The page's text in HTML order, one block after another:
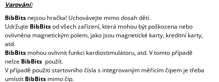
Varování:
BibBits nejsou hračka! Uchovávejte mimo dosah dětí.
Udržujte BibBitsod všech zařízení, která mohou být poškozena nebo
ovlivněna magnetickým polem, jako jsou magnetické karty, kreditní karty,
atd.
BibBits mohou ovlivnit funkci kardiostimulátoru, atd. V tomto případě
nelze BibBits použít.
V případě použití startovního čísla s integrovaným měřicím čipem je třeba
umístit BibBits mimo čip.